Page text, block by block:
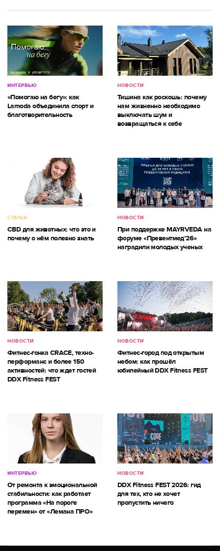
ИНТЕРВЬЮ
«Помогаю на бегу»: как
Lamoda объединила спорт и
благотворительность
НОВОСТИ
Тишина как роскошь: почему
нам жизненно необходимо
выключать шум и
возвращаться к себе
СТАТЬИ
CBD для животных: что это и
почему о нём полезно знать
НОВОСТИ
При поддержке MAYRVEDA на
форуме «Превентмед’26»
наградили молодых ученых
НОВОСТИ
Фитнес-гонка CRACE, техно-
перформанс и более 150
активностей: что ждет гостей
DDX Fitness FEST
НОВОСТИ
Фитнес-город под открытым
небом: как прошёл
юбилейный DDX Fitness FEST
ИНТЕРВЬЮ
От ремонта к эмоциональной
стабильности: как работает
программа «На пороге
перемен» от «Лемана ПРО»
НОВОСТИ
DDX Fitness FEST 2026: гид
для тех, кто не хочет
пропустить ничего